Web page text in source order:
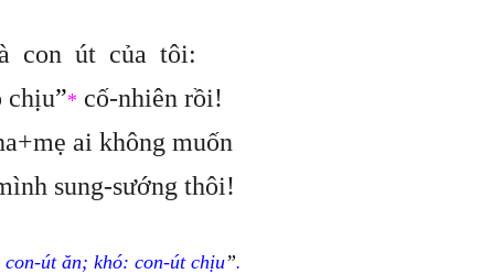
con út của tôi:
chịu”* cố-nhiên rồi!
ai không muốn
sung-sướng thôi!
con-út ăn; khó: con-út chịu”.